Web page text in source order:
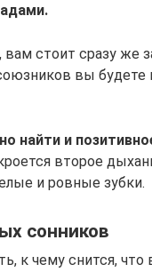
стоит сразу же
вы
найти и
второе
и ровные зубки.
сонников
к чему снится,